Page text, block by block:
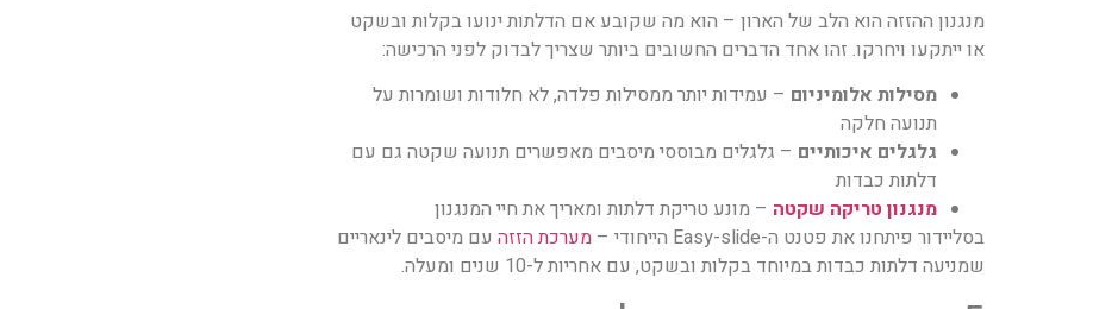
מנגנון ההזזה הוא הלב של הארון – הוא מה שקובע אם הדלתות ינועו בקלות ובשקט
או ייתקעו ויחרקו. זהו אחד הדברים החשובים ביותר שצריך לבדוק לפני הרכישה:
מסילות אלומיניום – עמידות יותר ממסילות פלדה, לא חלודות ושומרות על
תנועה חלקה
גלגלים איכותיים – גלגלים מבוססי מיסבים מאפשרים תנועה שקטה גם עם
דלתות כבדות
מנגנון טריקה שקטה – מונע טריקת דלתות ומאריך את חיי המנגנון
בסליידור פיתחנו את פטנט ה-Easy-slide הייחודי –
מערכת הזזה עם מיסבים לינאריים
שמניעה דלתות כבדות במיוחד בקלות ובשקט, עם אחריות ל-10 שנים ומעלה.